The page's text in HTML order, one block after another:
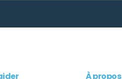
À propos